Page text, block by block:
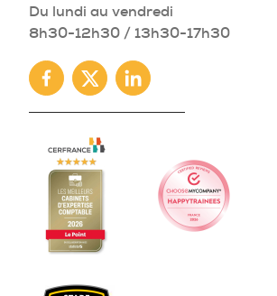
Du lundi au vendredi
8h30-12h30 / 13h30-17h30
Facebook
TwitterLinkedin